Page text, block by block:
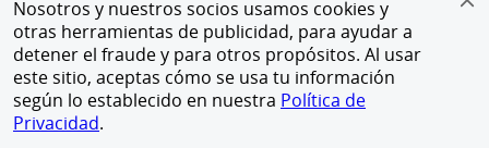
Nosotros y nuestros socios usamos cookies y
otras herramientas de publicidad, para ayudar a
detener el fraude y para otros propósitos. Al usar
este sitio, aceptas cómo se usa tu información
según lo establecido en nuestra Política de
Privacidad.